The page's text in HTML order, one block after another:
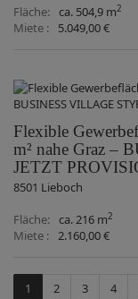
Fläche
ca. 504,9 m2
Miete 5.049,00 €
Flexible
m² nahe Graz –
JETZT
8501 Lieboch
Fläche
ca. 216 m2
Miete 2.160,00 €
1 2 3 4